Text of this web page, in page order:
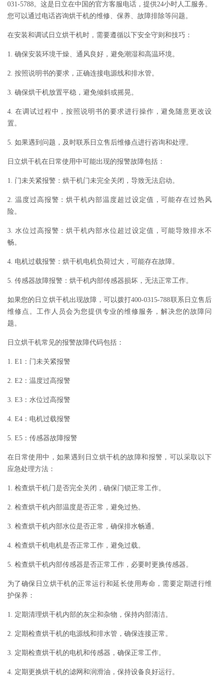
031-5788。这是日立在中国的官方客服电话，提供24小时人工服务。
您可以通过电话咨询烘干机的维修、保养、故障排除等问题。
在安装和调试日立烘干机时，需要遵循以下安全守则和技巧：
1. 确保安装环境干燥、通风良好，避免潮湿和高温环境。
2. 按照说明书的要求，正确连接电源线和排水管。
3. 确保烘干机放置平稳，避免倾斜或摇晃。
4. 在调试过程中，按照说明书的要求进行操作，避免随意更改设
置。
5. 如果遇到问题，及时联系日立售后维修点进行咨询和处理。
日立烘干机在日常使用中可能出现的报警故障包括：
1. 门未关紧报警：烘干机门未完全关闭，导致无法启动。
2. 温度过高报警：烘干机内部温度超过设定值，可能存在过热风
险。
3. 水位过高报警：烘干机内部水位超过设定值，可能导致排水不
畅。
4. 电机过载报警：烘干机电机负荷过大，可能存在故障。
5. 传感器故障报警：烘干机内部传感器损坏，无法正常工作。
如果您的日立烘干机出现故障，可以拨打400-0315-788联系日立售后
维修点。工作人员会为您提供专业的维修服务，解决您的故障问
题。
日立烘干机常见的报警故障代码包括：
1. E1：门未关紧报警
2. E2：温度过高报警
3. E3：水位过高报警
4. E4：电机过载报警
5. E5：传感器故障报警
在日常使用中，如果遇到日立烘干机的故障和报警，可以采取以下
应急处理方法：
1. 检查烘干机门是否完全关闭，确保门锁正常工作。
2. 检查烘干机内部温度是否正常，避免过热。
3. 检查烘干机内部水位是否正常，确保排水畅通。
4. 检查烘干机电机是否正常工作，避免过载。
5. 检查烘干机内部传感器是否正常工作，必要时更换传感器。
为了确保日立烘干机的正常运行和延长使用寿命，需要定期进行维
护保养：
1. 定期清理烘干机内部的灰尘和杂物，保持内部清洁。
2. 定期检查烘干机的电源线和排水管，确保连接正常。
3. 定期检查烘干机的电机和传感器，确保正常工作。
4. 定期更换烘干机的滤网和润滑油，保持设备良好运行。